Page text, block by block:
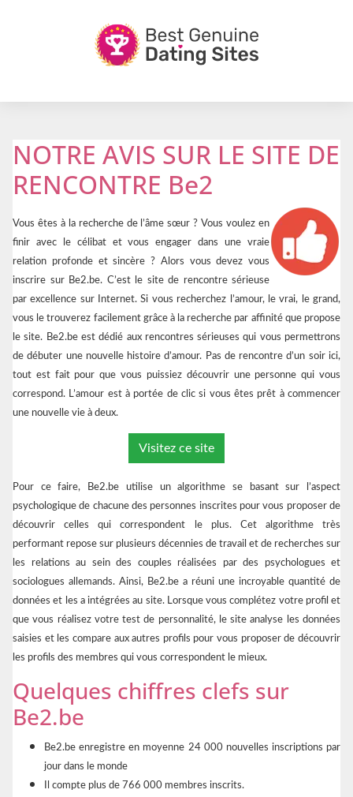
NOTRE AVIS SUR LE SITE DE
RENCONTRE Be2
Vous êtes à la recherche de l’âme sœur ? Vous voulez en
finir avec le célibat et vous engager dans une vraie
relation profonde et sincère ? Alors vous devez vous
inscrire sur Be2.be. C’est le site de rencontre sérieuse
par excellence sur Internet. Si vous recherchez l’amour, le vrai, le grand,
vous le trouverez facilement grâce à la recherche par affinité que propose
le site. Be2.be est dédié aux rencontres sérieuses qui vous permettrons
de débuter une nouvelle histoire d’amour. Pas de rencontre d’un soir ici,
tout est fait pour que vous puissiez découvrir une personne qui vous
correspond. L’amour est à portée de clic si vous êtes prêt à commencer
une nouvelle vie à deux.
Visitez ce site
Pour ce faire, Be2.be utilise un algorithme se basant sur l’aspect
psychologique de chacune des personnes inscrites pour vous proposer de
découvrir celles qui correspondent le plus. Cet algorithme très
performant repose sur plusieurs décennies de travail et de recherches sur
les relations au sein des couples réalisées par des psychologues et
sociologues allemands. Ainsi, Be2.be a réuni une incroyable quantité de
données et les a intégrées au site. Lorsque vous complétez votre profil et
que vous réalisez votre test de personnalité, le site analyse les données
saisies et les compare aux autres profils pour vous proposer de découvrir
les profils des membres qui vous correspondent le mieux.
Quelques chiffres clefs sur
Be2.be
Be2.be enregistre en moyenne 24 000 nouvelles inscriptions par
jour dans le monde
Il compte plus de 766 000 membres inscrits.